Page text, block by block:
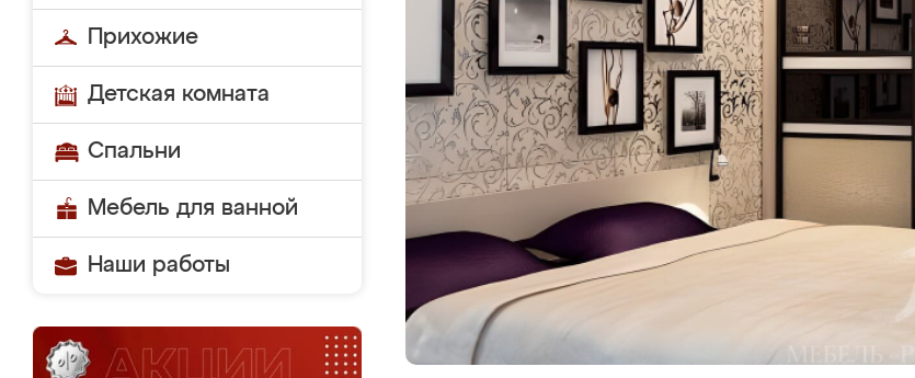
Прихожие
Детская комната
Спальни
Мебель для ванной
Наши работы